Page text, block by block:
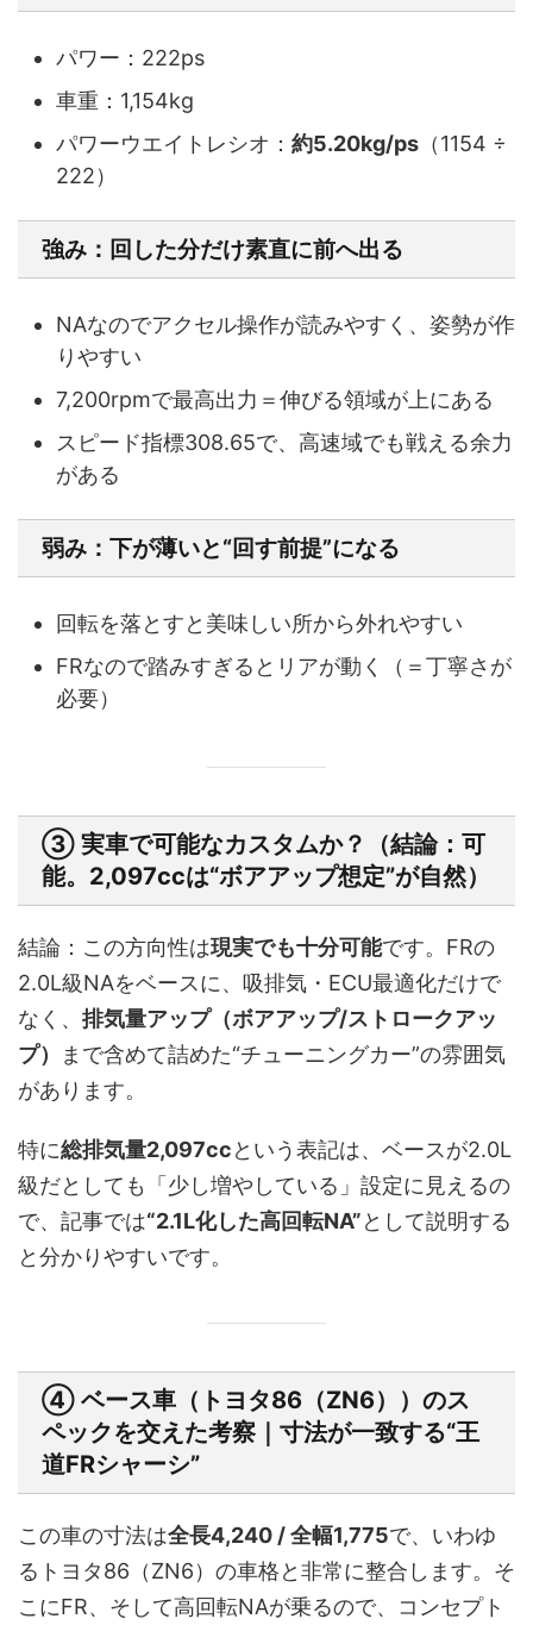
パワー：222ps
車重：1,154kg
パワーウエイトレシオ： 約5.20kg/ps （1154 ÷
222）
強み：回した分だけ素直に前へ出る
NAなのでアクセル操作が読みやすく、姿勢が作
りやすい
7,200rpmで最高出力＝伸びる領域が上にある
スピード指標308.65で、高速域でも戦える余力
がある
弱み：下が薄いと“回す前提”になる
回転を落とすと美味しい所から外れやすい
FRなので踏みすぎるとリアが動く（＝丁寧さが
必要）
③ 実車で可能なカスタムか？（結論：可
能。2,097ccは“ボアアップ想定”が自然）
結論：この方向性は現実でも十分可能です。FRの
2.0L級NAをベースに、吸排気・ECU最適化だけで
なく、 排気量アップ（ボアアップ/ストロークアッ
プ）
まで含めて詰めた“チューニングカー”の雰囲気
があります。
特に総排気量2,097ccという表記は、ベースが2.0L
級だとしても「少し増やしている」設定に見えるの
で、記事では“2.1L化した高回転NA”として説明する
と分かりやすいです。
④ ベース車（トヨタ86（ZN6））のス
ペックを交えた考察｜寸法が一致する“王
道FRシャーシ”
この車の寸法は全長4,240 / 全幅1,775で、いわゆ
るトヨタ86（ZN6）の車格と非常に整合します。そ
こにFR、そして高回転NAが乗るので、コンセプト